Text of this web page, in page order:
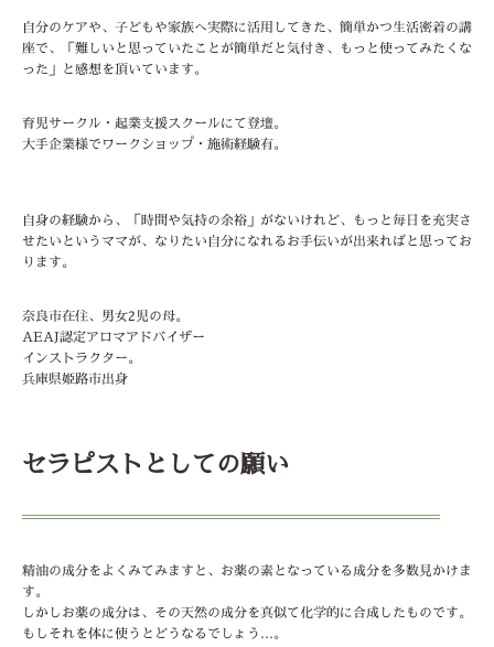
自分のケアや、子どもや家族へ実際に活用してきた、簡単かつ生活密着の講
座で、「難しいと思っていたことが簡単だと気付き、もっと使ってみたくな
った」と感想を頂いています。
育児サークル・起業支援スクールにて登壇。
大手企業様でワークショップ・施術経験有。
自身の経験から、「時間や気持の余裕」がないけれど、もっと毎日を充実さ
せたいというママが、なりたい自分になれるお手伝いが出来ればと思ってお
ります。
奈良市在住、男女2児の母。
AEAJ認定アロマアドバイザー
インストラクター。
兵庫県姫路市出身
セラピストとしての願い
精油の成分をよくみてみますと、お薬の素となっている成分を多数見かけま
す。
しかしお薬の成分は、その天然の成分を真似て化学的に合成したものです。
もしそれを体に使うとどうなるでしょう…。